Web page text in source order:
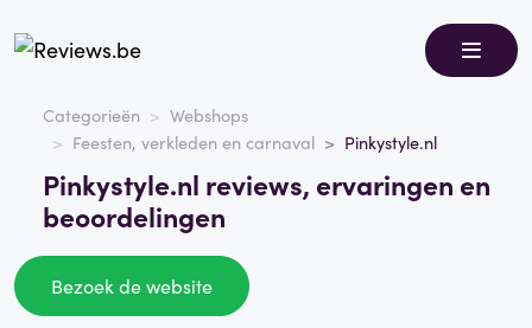
Categorieën
Webshops
Feesten, verkleden en carnaval
Pinkystyle.nl
Pinkystyle.nl reviews, ervaringen en
beoordelingen
Bezoek de website